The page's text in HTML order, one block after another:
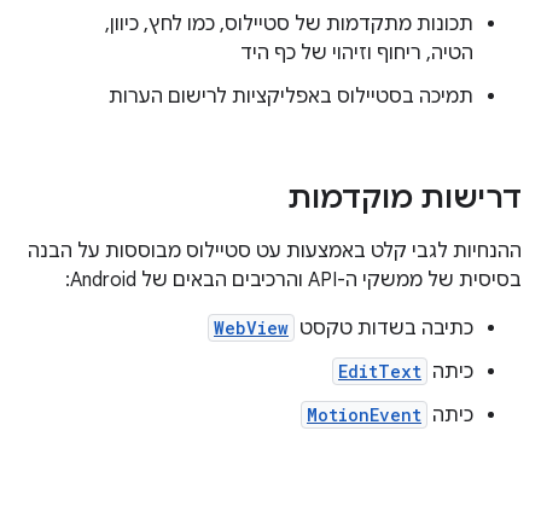
תכונות מתקדמות של סטיילוס, כמו לחץ, כיוון,
הטיה, ריחוף וזיהוי של כף היד
תמיכה בסטיילוס באפליקציות לרישום הערות
דרישות מוקדמות
ההנחיות לגבי קלט באמצעות עט סטיילוס מבוססות על הבנה
בסיסית של ממשקי ה-API והרכיבים הבאים של Android:
כתיבה בשדות טקסט WebView
כיתה EditText
כיתה MotionEvent